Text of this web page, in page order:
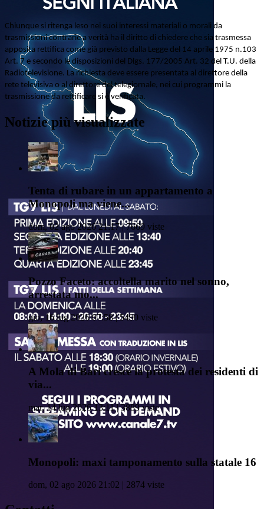
Chiunque si ritenga leso nei suoi interessi materiali o morali da
trasmissioni contrarie a verità ha il diritto di chiedere che sia trasmessa
apposita rettifica come già previsto dalla Legge del 14 aprile 1975 n.103
Art. 7 e secondo le disposizioni del Dlgs. 177/2005 Art. 32 del T.U. della
Radiotelevisione. La richiesta deve essere presentata al direttore della
rete televisiva o al direttore del telegiornale, nei cui programmi la
trasmissione da rettificare si è verificata.
Notizie più visualizzate
Tenta di rubare in un appartamento a
Monopoli ma viene...
dom, 02 ago 2026 21:17 | 7669 viste
Pozzo Faceto: accoltella marito nel sonno,
arrestata mo...
gio, 16 lug 2026 07:58 | 5490 viste
A Mola di Bari cresce la protesta dei residenti di
via...
mar, 14 lug 2026 13:11 | 3889 viste
Monopoli: maxi tamponamento sulla statale 16
dom, 02 ago 2026 21:02 | 2874 viste